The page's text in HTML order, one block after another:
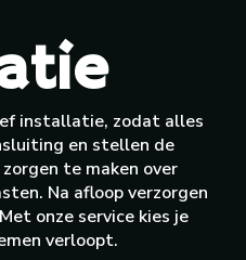
installatie, zodat alles
en stellen de
te maken over
Na afloop verzorgen
onze service kies je
verloopt.